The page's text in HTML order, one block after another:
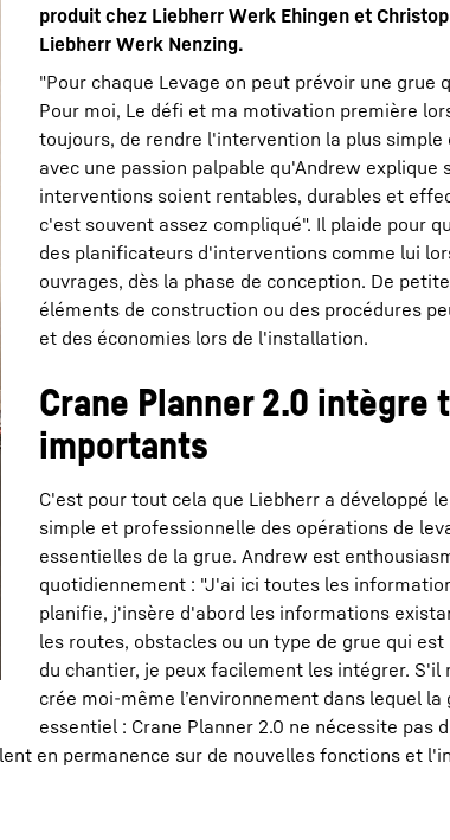
produit chez Liebherr Werk Ehingen et
Liebherr Werk Nenzing.
"Pour chaque Levage on peut prévoir une
Pour moi, Le défi et ma motivation première
toujours, de rendre l'intervention la plus
avec une passion palpable qu'Andrew explique
interventions soient rentables, durables et
c'est souvent assez compliqué". Il plaide pour
des planificateurs d'interventions comme lui
ouvrages, dès la phase de conception. De
éléments de construction ou des procédures
et des économies lors de l'installation.
Crane Planner 2.0
importants
C'est pour tout cela que Liebherr a développé
simple et professionnelle des opérations de
essentielles de la grue. Andrew est
quotidiennement : "J'ai ici toutes les
planifie, j'insère d'abord les informations
les routes, obstacles ou un type de grue qui
du chantier, je peux facilement les intégrer. S'il
crée moi-même l’environnement dans lequel
essentiel : Crane Planner 2.0 ne nécessite pas
en permanence sur de nouvelles fonctions et